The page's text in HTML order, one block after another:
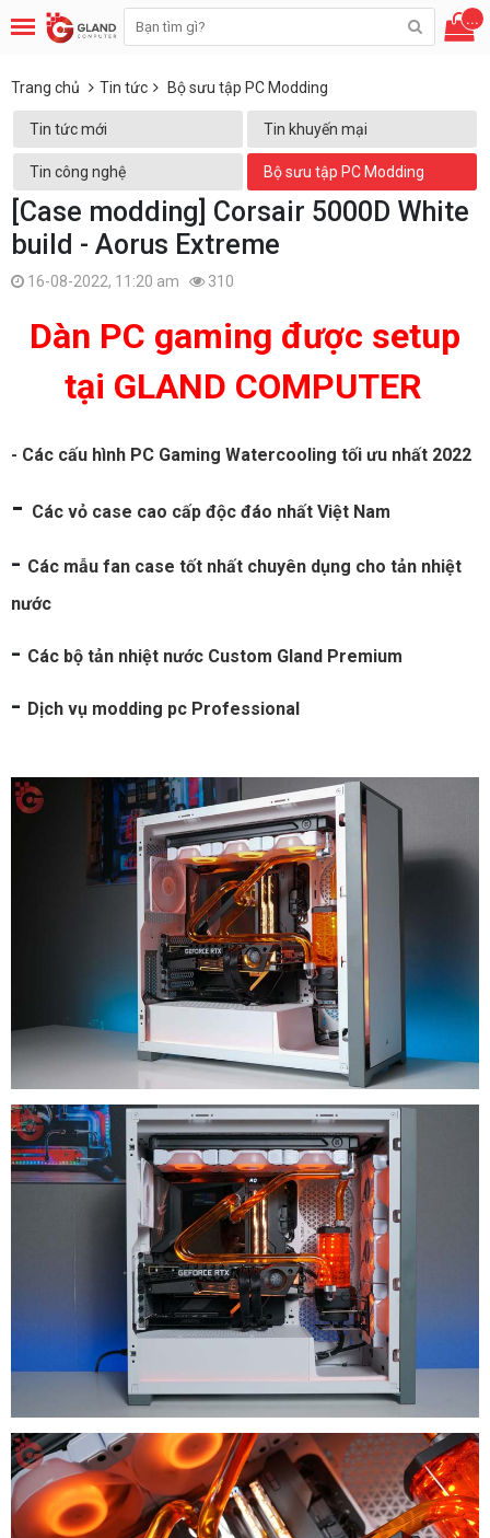
...
Trang chủ Tin tức Bộ sưu tập PC Modding
Tin tức mới Tin khuyến mại
Tin công nghệ Bộ sưu tập PC Modding
[Case modding] Corsair 5000D White
build - Aorus Extreme
16-08-2022, 11:20 am 310
Dàn PC gaming được setup
tại GLAND COMPUTER
- Các cấu hình PC Gaming Watercooling tối ưu nhất 2022
- Các vỏ case cao cấp độc đáo nhất Việt Nam
- Các mẫu fan case tốt nhất chuyên dụng cho tản nhiệt
nước
- Các bộ tản nhiệt nước Custom Gland Premium
- Dịch vụ modding pc Professional